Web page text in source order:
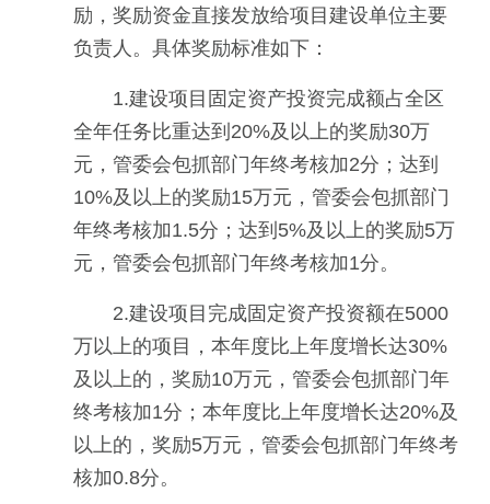
励，奖励资金直接发放给项目建设单位主要
负责人。具体奖励标准如下：
1.建设项目固定资产投资完成额占全区
全年任务比重达到20%及以上的奖励30万
元，管委会包抓部门年终考核加2分；达到
10%及以上的奖励15万元，管委会包抓部门
年终考核加1.5分；达到5%及以上的奖励5万
元，管委会包抓部门年终考核加1分。
2.建设项目完成固定资产投资额在5000
万以上的项目，本年度比上年度增长达30%
及以上的，奖励10万元，管委会包抓部门年
终考核加1分；本年度比上年度增长达20%及
以上的，奖励5万元，管委会包抓部门年终考
核加0.8分。